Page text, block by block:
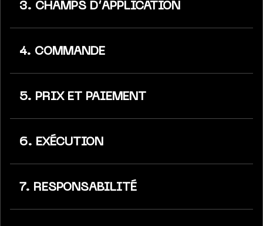
3. CHAMPS D’APPLICATION
4. COMMANDE
5. PRIX ET PAIEMENT
6. EXÉCUTION
7. RESPONSABILITÉ